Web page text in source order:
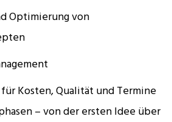
Optimierung von
Kosten, Qualität und Termine
– von der ersten Idee über